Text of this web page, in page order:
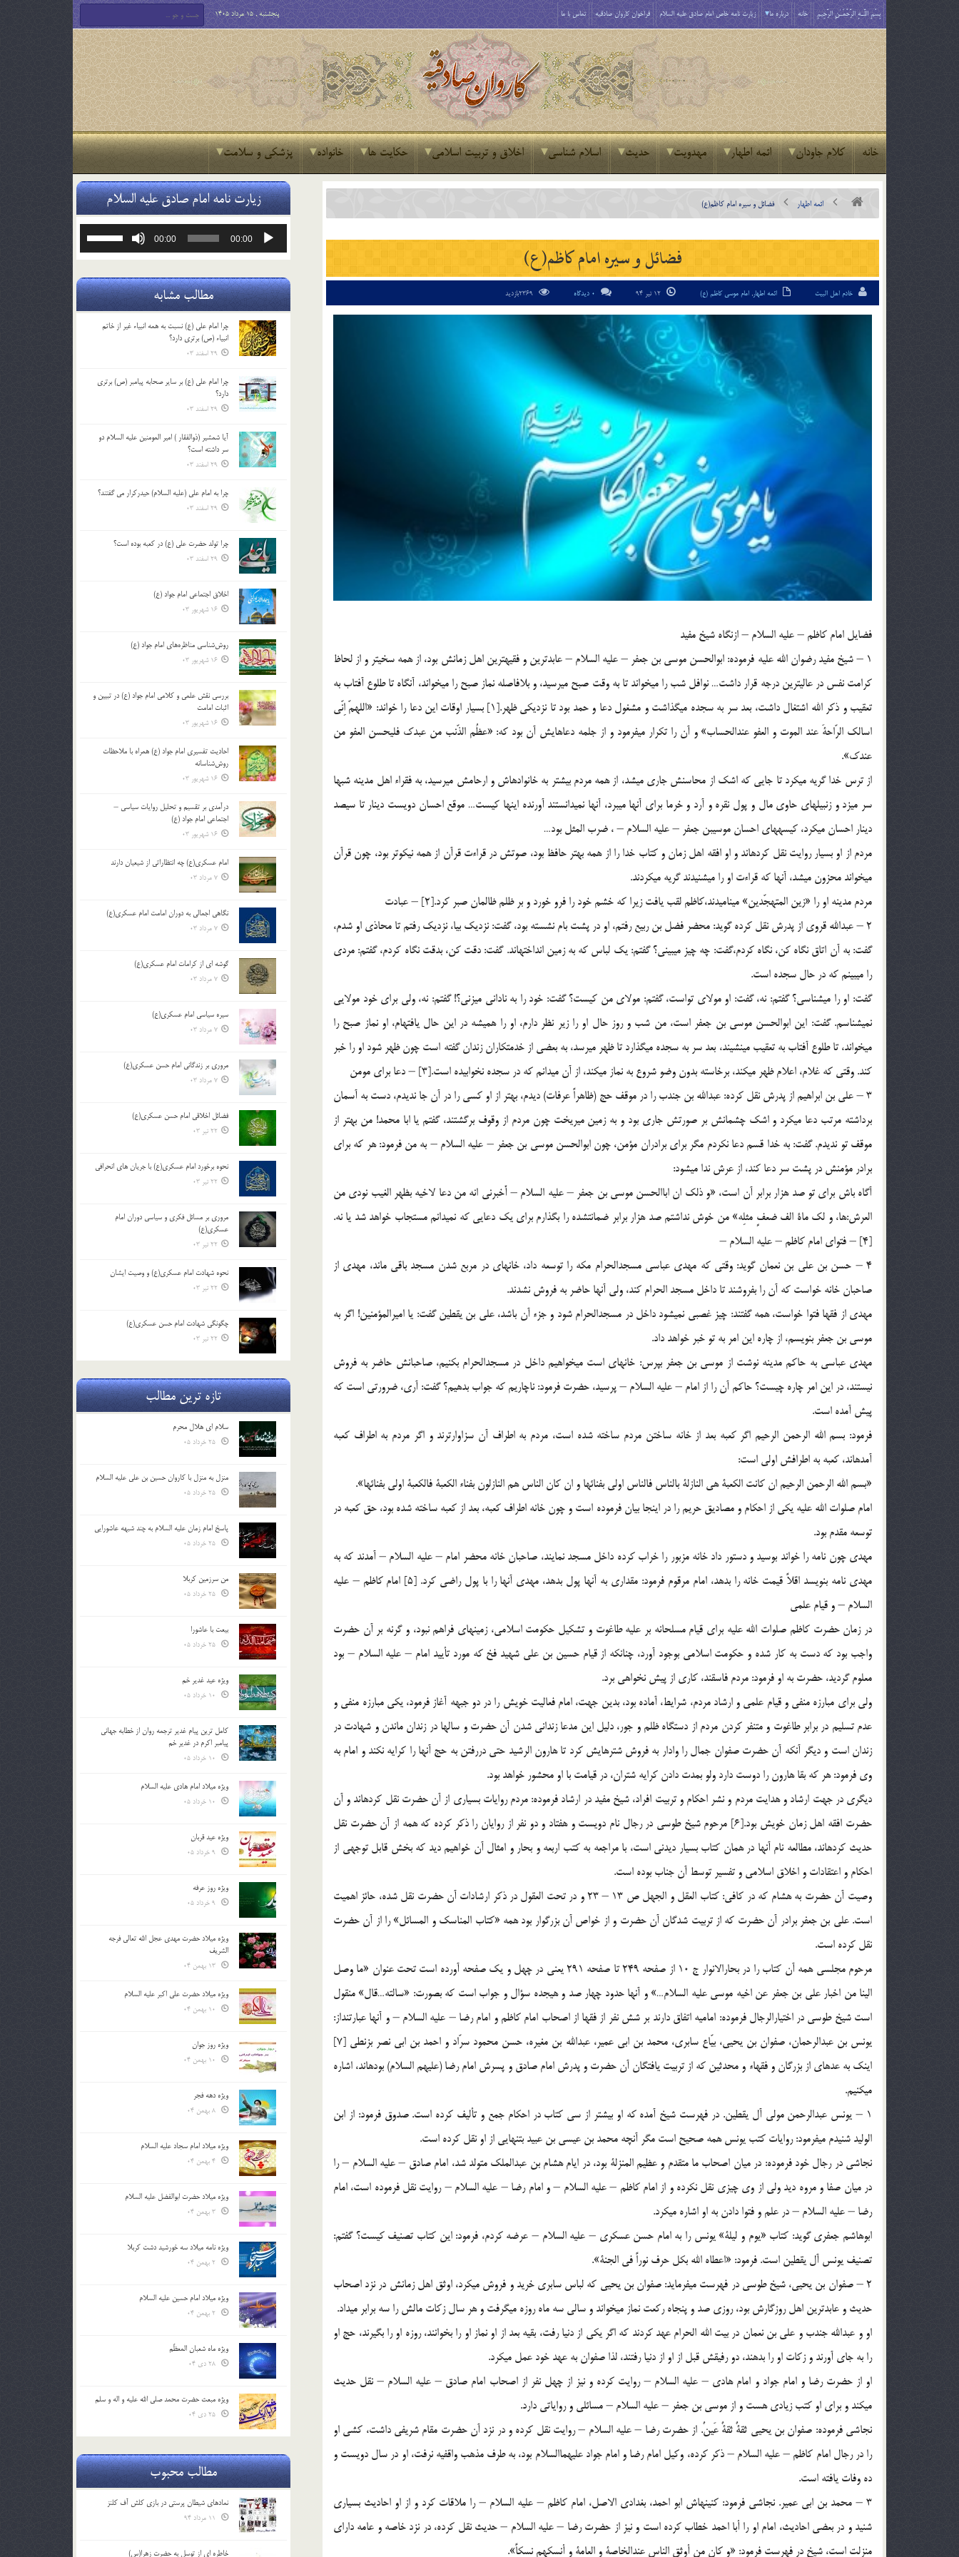
بِسْمِ اللَّـهِ الرَّحْمَـٰنِ الرَّحِيمِ خانه درباره ما زیارت نامه خاص امام صادق علیه السلام فراخوان کاروان صادقیه تماس با ما پنجشنبه , 15 مرداد 1405
خانه کلام جاودان ائمه اطهار مهدویت حدیث اسلام شناسی اخلاق و تربیت اسلامی حکایت ها خانواده پزشکی و سلامت
ائمه اطهار فضائل و سيره امام کاظم(ع)
فضائل و سيره امام کاظم(ع)
خادم اهل البیت ائمه اطهار, امام موسی کاظم (ع) 0 دیدگاه
فضايل امام كاظم – عليه السلام – ازنگاه شيخ مفيد
1 – شيخ مفيد رضوان الله عليه فرموده: ابوالحسن موسي بن جعفر – عليه السلام – عابدترين و فقيه‏ترين اهل زمانش بود، از همه سخي‏تر و از لحاظ
كرامت نفس در عاليترين درجه قرار داشت… نوافل شب را مي‏خواند تا به وقت صبح مي‏رسيد، و بلافاصله نماز صبح را مي‏خواند، آنگاه تا طلوع آفتاب به
تعقيب و ذكر الله اشتغال داشت، بعد سر به سجده مي‏گذاشت و مشغول دعا و حمد بود تا نزديكي ظهر.[1] بسيار اوقات اين دعا را خواند: «اللهمّ اِنّي
اسالك الرّاحةَ عند الموت و العفو عندالحساب» و آن را تكرار مي‏فرمود و از جلمه دعاهايش آن بود كه: «عظُم الذّنب من عبدك فليحسن العفو من
عندك».
از ترس خدا گريه مي‏كرد تا جايي كه اشك از محاسنش جاري مي‏شد، از همه مردم بيشتر به خانواده‏اش و ارحامش مي‏رسيد، به فقراء اهل مدينه شبها
سر مي‏زد و زنبيلهاي حاوي مال و پول نقره و آرد و خرما براي آنها مي‏برد، آنها نمي‏دانستند آورنده اينها كيست… موقع احسان دويست دينار تا سيصد
دينار احسان مي‏كرد، كيسه‏هاي احسان موسي‏بن جعفر – عليه السلام – ، ضرب المثل بود…
مردم از او بسيار روايت نقل كرده‏اند و او افقه اهل زمان و كتاب خدا را از همه بهتر حافظ بود، صوتش در قراءت قرآن از همه نيكوتر بود، چون قرآن
مي‏خواند محزون مي‏شد، آنها كه قراءت او را مي‏شنيدند گريه مي‏كردند.
مردم مدينه او را «زين المتهجّدين» مي‏ناميدند،كاظم لقب يافت زيرا كه خشم خود را فرو خورد و بر ظلم ظالمان صبر كرد.[2] – عبادت
2 – عبدالله قروي از پدرش نقل كرده گويد: محضر فضل بن ربيع رفتم، او در پشت بام نشسته بود، گفت: نزديك بيا، نزديك رفتم تا محاذي او شدم،
گفت: به آن اتاق نگاه كن، نگاه كردم،گفت: چه چيز مي‏بيني؟ گفتم: يك لباس كه به زمين انداخته‏اند. گفت: دقت كن، بدقت نگاه كردم، گفتم: مردي
را مي‏بينم كه در حال سجده است.
گفت: او را مي‏شناسي؟ گفتم: نه، گفت: او مولاي تواست، گفتم: مولاي من كيست؟ گفت: خود را به ناداني مي‏زني؟! گفتم: نه، ولي براي خود مولايي
نمي‏شناسم. گفت: اين ابوالحسن موسي بن جعفر است، من شب و روز حال او را زير نظر دارم، او را هميشه در اين حال يافته‏ام، او نماز صبح را
مي‏خواند، تا طلوع آفتاب به تعقيب مي‏نشيند، بعد سر به سجده مي‏گذارد تا ظهر مي‏رسد، به بعضي از خدمتكاران زندان گفته است چون ظهر شود او را خبر
كند. وقتي كه غلام، اعلام ظهر مي‏كند، برخاسته بدون وضو شروع به نماز مي‏كند، از آن مي‏دانم كه در سجده نخوابيده است.[3] – دعا براي مومن
‎3 – علي بن ابراهيم از پدرش نقل كرده: عبدالله بن جندب را در موقف حج (ظاهراً عرفات) ديدم، بهتر از او كسي را در آن جا نديدم، دست به آسمان
برداشته مرتب دعا مي‏كرد و اشك چشمانش بر صورتش جاري بود و به زمين مي‏ريخت چون مردم از وقوف برگشتند، گفتم يا ابا محمد! من بهتر از
موقف تو نديدم. گفت: به خدا قسم دعا نكردم مگر براي برادران مؤمن، چون ابوالحسن موسي بن جعفر – عليه السلام – به من فرمود: هر كه براي
برادر مؤمنش در پشت سر دعا كند، از عرش ندا مي‏شود:
آگاه باش براي تو صد هزار برابر آن است، «و ذلك ان اباالحسن موسي بن جعفر – عليه السلام – أَخبرني انه من دعا لاخيه بظهر الغيب نودي من
العرش:ها، و لك ماة الف ضعفٍ مثلِه» من خوش نداشتم صد هزار برابر ضمانتشده را بگذارم براي يك دعايي كه نمي‏دانم مستجاب خواهد شد يا نه.
[4] – فتواي امام كاظم – عليه السلام –
4 – حسن بن علي بن نعمان گويد: وقتي كه مهدي عباسي مسجدالحرام مكه را توسعه داد، خانه‏اي در مربع شدن مسجد باقي ماند، مهدي از
صاحبان خانه خواست كه آن را بفروشند تا داخل مسجد الحرام كند، ولي آنها حاضر به فروش نشدند.
مهدي از فقها فتوا خواست، همه گفتند: چيز غصبي نمي‏شود داخل در مسجدالحرام شود و جزء آن باشد، علي بن يقطين گفت: يا اميرالمؤمنين! اگر به
موسي بن جعفر بنويسم، از چاره اين امر به تو خبر خواهد داد.
مهدي عباسي به حاكم مدينه نوشت از موسي بن جعفر بپرس: خانه‏اي است مي‏خواهيم داخل در مسجدالحرام بكنيم، صاحبانش حاضر به فروش
نيستند، در اين امر چاره چيست؟ حاكم آن را از امام – عليه السلام – پرسيد، حضرت فرمود: ناچاريم كه جواب بدهيم؟ گفت: آري، ضرورتي است كه
پيش آمده است.
فرمود: بسم الله الرحمن الرحيم اگر كعبه بعد از خانه ساختن مردم ساخته شده است، مردم به اطراف آن سزاوارترند و اگر مردم به اطراف كعبه
آمده‏اند، كعبه به اطرافش اولي است:
«بسم الله الرحمن الرحيم ان كانت الكعبة هي النازلة بالناس فالناس اولي بفنائها و ان كان الناس هم النازلون بفناء الكعبة فالكعبة اولي بفنائها».
امام صلوات الله عليه يكي از احكام و مصاديق حريم را در اينجا بيان فرموده است و چون خانه اطراف كعبه، بعد از كعبه ساخته شده بود، حق كعبه در
توسعه مقدم بود.
مهدي چون نامه را خواند بوسيد و دستور داد خانه مزبور را خراب كرده داخل مسجد نمايند، صاحبان خانه محضر امام – عليه السلام – آمدند كه به
مهدي نامه بنويسد اقلاً قيمت خانه را بدهد، امام مرقوم فرمود: مقداري به آنها پول بدهد، مهدي آنها را با پول راضي كرد. [5] امام كاظم – عليه
السلام – و قيام علمي
در زمان حضرت كاظم صلوات الله عليه براي قيام مسلحانه بر عليه طاغوت و تشكيل حكومت اسلامي، زمينه‏اي فراهم نبود، و گرنه بر آن حضرت
واجب بود كه دست به كار شده و حكومت اسلامي بوجود آورد، چنانكه از قيام حسين بن علي شهيد فخ كه مورد تأييد امام – عليه السلام – بود
معلوم گرديد، حضرت به او فرمود: مردم فاسقند، كاري از پيش نخواهي برد.
ولي براي مبارزه منفي و قيام علمي و ارشاد مردم، شرايط، آماده بود، بدين جهت، امام فعاليت خويش را در دو جبهه آغاز فرمود، يكي مبارزه منفي و
عدم تسليم در برابر طاغوت و متنفر كردن مردم از دستگاه ظلم و جور، دليل اين مدعا زنداني شدن آن حضرت و سالها در زندان ماندن و شهادت در
زندان است و ديگر آنكه آن حضرت صفوان جمال را وادار به فروش شترهايش كرد تا هارون الرشيد حتي دررفتن به حج آنها را كرايه نكند و امام به
وي فرمود: هر كه بقا هارون را دوست دارد ولو بمدت دادن كرايه شتران، در قيامت با او محشور خواهد بود.
ديگري در جهت ارشاد و هدايت مردم و نشر احكام و تربيت افراد، شيخ مفيد در ارشاد فرموده: مردم روايات بسياري از آن حضرت نقل كرده‏اند و آن
حضرت افقه اهل زمان خويش بود.[6] مرحوم شيخ طوسي در رجال نام دويست و هفتاد و دو نفر از روايان را ذكر كرده كه همه از آن حضرت نقل
حديث كرده‏اند، مطالعه نام آنها در همان كتاب بسيار ديدني است، با مراجعه به كتب اربعه و بحار و امثال آن خواهيم ديد كه بخش قابل توجهي از
احكام و اعتقادات و اخلاق اسلامي و تفسير توسط آن جناب بوده است.
وصيت آن حضرت به هشام كه در كافي: كتاب العقل و الجهل ص 13 – 23 و در تحت العقول در ذكر ارشادات آن حضرت نقل شده، حائز اهميت
است. علي بن جعفر برادر آن حضرت كه از تربيت شدگان آن حضرت و از خواص آن بزرگوار بود همه «كتاب المناسك و المسائل» را از آن حضرت
نقل كرده است.
مرحوم مجلسي همه آن كتاب را در بحارالانوار ج 10 از صفحه 249 تا صفحه 291 يعني در چهل و يك صفحه آورده است تحت عنوان «ما وصل
الينا من اخبار علي بن جعفر عن اخيه موسي عليه السلام…» و آنها حدود چهار صد و هيجده سؤال و جواب است كه بصورت: «سالته…قال» منقول
است شيخ طوسي در اختيارالرجال فرموده: اماميه اتفاق دارند بر شش نفر از فقها از اصحاب امام كاظم و امام رضا – عليه السلام – و آنها عبارتنداز:
يونس بن عبدالرحمان، صفوان بن يحيي، بيّاع سابري، محمد بن ابي عمير، عبدالله بن مغيره، حسن محمود سرّاد و احمد بن ابي نصر بزنطي [7]
اينك به عده‏اي از بزرگان و فقهاء و محدثين كه از تربيت يافتگان آن حضرت و پدرش امام صادق و پسرش امام رضا (عليهم السلام) بوده‏اند، اشاره
مي‏كنيم.
1 – يونس عبدالرحمن مولي آل يقطين. در فهرست شيخ آمده كه او بيشتر از سي كتاب در احكام جمع و تأليف كرده است. صدوق فرمود: از ابن
الوليد شنيدم مي‏فرمود: روايات كتب يونس همه صحيح است مگر آنچه محمد بن عيسي بن عبيد بتنهايي از او نقل كرده است.
نجاشي در رجال خود فرموده: در ميان اصحاب ما متقدم و عظيم المنزلة بود، در ايام هشام بن عبدالملك متولد شد، امام صادق – عليه السلام – را
در ميان صفا و مروه ديد ولي از وي چيزي نقل نكرده و از امام كاظم – عليه السلام – و امام رضا – عليه السلام – روايت نقل فرموده است، امام
رضا – عليه السلام – در علم و فتوا دادن به او اشاره مي‏كرد.
ابوهاشم جعفري گويد: كتاب «يوم و ليلة» يونس را به امام حسن عسكري – عليه السلام – عرضه كردم، فرمود: اين كتاب تصنيف كيست؟ گفتم:
تصنيف يونس آل يقطين است. فرمود: «اعطاه الله بكل حرف نوراً في الجنة».
2 – صفوان بن يحيي، شيخ طوسي در فهرست مي‏فرمايد: صفوان بن يحيي كه لباس سابري خريد و فروش مي‏كرد، اوثق اهل زمانش در نزد اصحاب
حديث و عابدترين اهل روزگارش بود، روزي صد و پنجاه ركعت نماز مي‏خواند و سالي سه ماه روزه مي‏گرفت و هر سال زكات مالش را سه برابر مي‏داد.
او و عبدالله جندب و علي بن نعمان در بيت الله الحرام عهد كردند كه اگر يكي از دنيا رفت، بقيه بعد از او نماز او را بخوانند، روزه او را بگيرند، حج او
را به جاي آورند و زكات او را بدهند، دو رفيقش قبل از او از دنيا رفتند، لذا صفوان به عهد خود عمل مي‏كرد.
او از حضرت رضا و امام جواد و امام هادي – عليه السلام – روايت كرده و نيز از چهل نفر از اصحاب امام صادق – عليه السلام – نقل حديث
مي‏كند و براي او كتب زيادي هست و از موسي بن جعفر – عليه السلام – مسائلي و رواياتي دارد.
نجاشي فرموده: صفوان بن يحيي ثقةٌ ثقةٌ عَينٌ. از حضرت رضا – عليه السلام – روايت نقل كرده و در نزد آن حضرت مقام شريفي داشت، كشي او
را در رجال امام كاظم – عليه السلام – ذكر كرده، وكيل امام رضا و امام جواد عليهماالسلام بود، به طرف مذهب واقفيه نرفت، او در سال دويست و
ده وفات يافته است.
3 – محمد بن ابي عمير. نجاشي فرمود: كنينه‏اش ابو احمد، بغدادي الاصل، امام كاظم – عليه السلام – را ملاقات كرد و از او احاديث بسياري
شنيد و در بعضي احاديث، امام او را أبا احمد خطاب كرده است و نيز از حضرت رضا – عليه السلام – حديث نقل كرده، در نزد خاصه و عامه داراي
منزلت است، شيخ در فهرست فرمود: «و كان من أوثق الناس عندالخاصة و العامة و أنسكهم نسكاً».
زیارت نامه امام صادق علیه السلام
پخش‌کننده
00:00
00:00
یا
صدا
کلیدهای
مطالب مشابه
چرا امام علی (ع) نسبت به همه انبیاء غیر از خاتم
انبیاء (ص) برتری دارد؟
29 اسفند 03
چرا امام علی (ع) بر سایر صحابه پیامبر (ص) برتری
دارد؟
29 اسفند 03
آیا شمشیر (ذوالفقار ) امیر المومنین علیه السلام دو
سر داشته است؟
29 اسفند 03
چرا به امام علی (علیه السلام) حیدرکرار می گفتند؟
29 اسفند 03
چرا تولد حضرت علی (ع) در کعبه بوده است؟
29 اسفند 03
اخلاق اجتماعی امام جواد (ع)
16 شهریور 03
روش‌شناسی مناظره‌های امام جواد (ع)
16 شهریور 03
بررسی نقش علمی و کلامی امام جواد (ع) در تبیین و
اثبات امامت
16 شهریور 03
احادیث تفسیری امام جواد (ع) همراه با ملاحظات
روش‌شناسانه
16 شهریور 03
درآمدی بر تقسیم و تحلیل روایات سیاسی –
اجتماعی امام جواد (ع)
16 شهریور 03
امام عسکری(ع) چه انتظاراتی از شیعیان دارند
7 مرداد 03
نگاهی اجمالی به دوران امامت امام عسکری(ع)
7 مرداد 03
گوشه ای از کرامات امام عسکری(ع)
7 مرداد 03
سیره سیاسی امام عسکری(ع)
7 مرداد 03
مروری بر زندگانی امام حسن عسکری(ع)
7 مرداد 03
فضائل اخلاقی امام حسن عسکری(ع)
22 تیر 03
نحوه برخورد امام عسکری(ع) با جریان های انحرافی
22 تیر 03
مروری بر مسائل فکری و سیاسی دوران امام
عسکری(ع)
22 تیر 03
نحوه شهادت امام عسکری(ع) و وصیت ایشان
22 تیر 03
چگونگی شهادت امام حسن عسکری(ع)
22 تیر 03
تازه ترین مطالب
سلام ای هلال محرم
منزل به منزل با کاروان حسین بن علی علیه السلام
پاسخ امام زمان علیه السلام به چند شبهه عاشورایی
من سرزمین کربلا
بیعت با عاشورا
ویژه عید غدیر خم
کامل ترین پیام غدیر ترجمه روان از خطابه جهانی
پیامبر اکرم در غدیر خم
ویژه میلاد امام هادی علیه السلام
ویژه عید قربان
ویژه روز عرفه
ویژه میلاد حضرت مهدی عجل الله تعالی فرجه
الشريف
ویژه میلاد حضرت علی اکبر علیه السلام
ویژه روز جوان
ویژه دهه فجر
ویژه میلاد امام سجاد علیه السلام
ویژه میلاد حضرت ابوالفضل علیه السلام
ویژه نامه میلاد سه خورشید دشت کربلا
ویژه میلاد امام حسین علیه السلام
ویژه ماه شعبان المعظّم
ویژه مبعث حضرت محمد صلی الله علیه و اله و سلم
مطالب محبوب
نمادهای شیطان پرستی در بازی کلش آف کلنز
خاطره ای از توسل به حضرت زهرا(س)